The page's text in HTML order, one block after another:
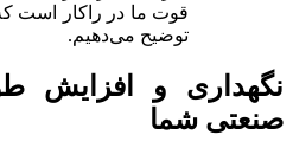
قوت ما در راکار است
توضیح می‌دهیم.
نگهداری و افزایش
صنعتی شما